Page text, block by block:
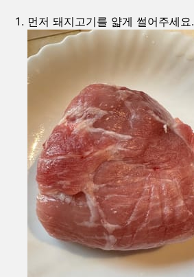
먼저 돼지고기를 얇게 썰어주세요.